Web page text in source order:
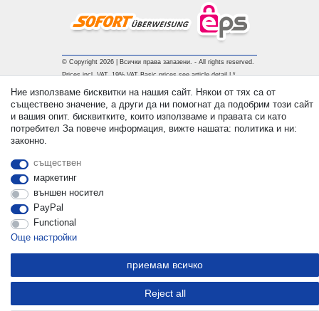
© Copyright 2026 | Всички права запазени. - All rights reserved.
Prices incl. VAT. 19% VAT Basic prices see article detail | *
Withdraw from contract here контакт
Ние използваме бисквитки на нашия сайт. Някои от тях са от
съществено значение, а други да ни помогнат да подобрим този сайт
и вашия опит. бисквитките, които използваме и правата си като
потребител За повече информация, вижте нашата: политика и ни:
законно.
съществен
маркетинг
външен носител
PayPal
Functional
Още настройки
приемам всичко
Reject all